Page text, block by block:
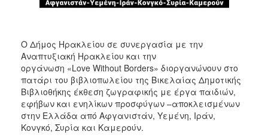
Ο Δήμος Ηρακλείου σε συνεργασία με την
Αναπτυξιακή Ηρακλείου και την
οργάνωση «Love Without Borders» διοργανώνουν στο
πατάρι του βιβλιοπωλείου της Βικελαίας Δημοτικής
Βιβλιοθήκης έκθεση ζωγραφικής με έργα παιδιών,
εφήβων και ενηλίκων προσφύγων –αποκλεισμένων
στην Ελλάδα από Αφγανιστάν, Υεμένη, Ιράν,
Κονγκό, Συρία και Καμερούν.